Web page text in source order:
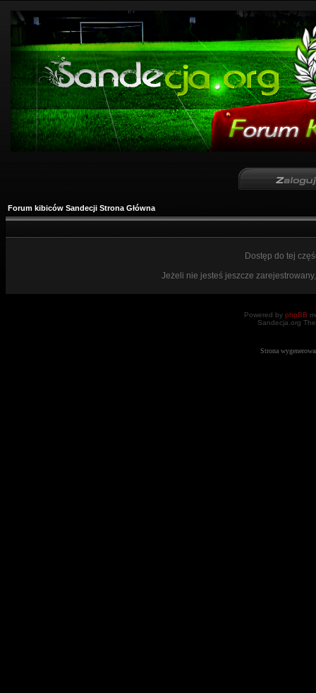
Forum kibiców Sandecji Strona Główna
Dostęp do tej
Jeżeli nie jesteś jeszcze
Powered by phpBB
Sandecja.org
Strona